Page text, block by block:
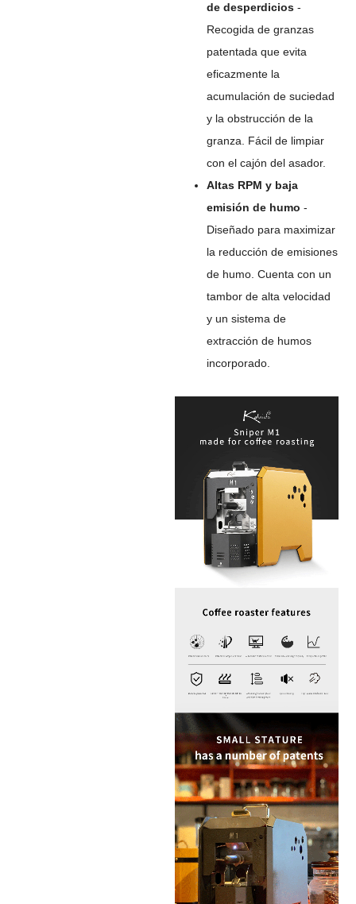
de desperdicios-
Recogida de granzas
patentada que evita
eficazmente la
acumulación de suciedad
y la obstrucción de la
granza. Fácil de limpiar
con el cajón del asador.
Altas RPM y baja
emisión de humo -
Diseñado para maximizar
la reducción de emisiones
de humo. Cuenta con un
tambor de alta velocidad
y un sistema de
extracción de humos
incorporado.